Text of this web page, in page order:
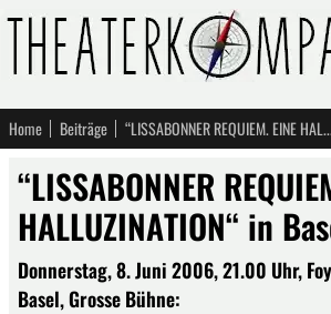
Home Beiträge “LISSABONNER REQUIEM. EINE HALLUZINATION“ in Basel
“LISSABONNER
HALLUZINATION“ in
Donnerstag, 8. Juni 2006, 21.00 Uhr,
Basel, Grosse Bühne: